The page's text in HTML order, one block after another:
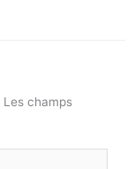
Les champs